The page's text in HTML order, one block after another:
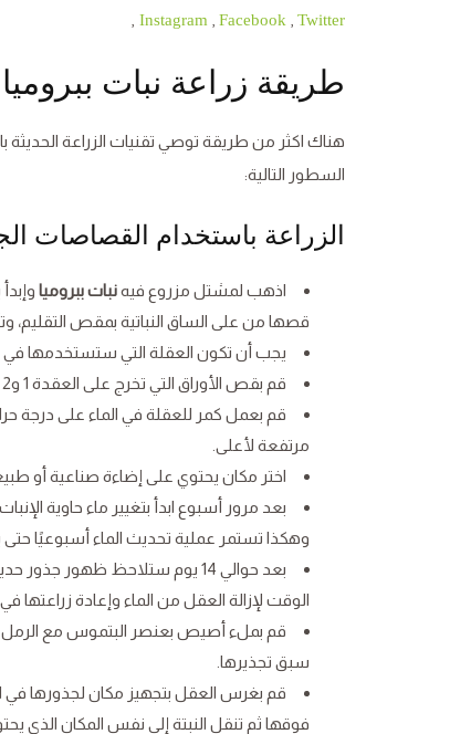
Instagram Facebook Twitter
طريقة زراعة نبات ببروميا
هناك اكثر من طريقة توصي تقنيات الزراعة الحديثة
السطور التالية:
الزراعة باستخدام القصاصات
اذهب لمشتل مزروع فيهنبات ببروميا
قصها من على الساق النباتية بمقص
يجب أن تكون العقلة التي ستستخدمها في الزراعة
قم بقص الأوراق التي تخرج على العقدة 1 و2 حتى تصبح قاعدة العقلة خالية من الأوراق.
مرتفعة لأعلى.
اختر مكان يحتوي على إضاءة صناعية أو
بعد مرور أسبوع ابدأ بتغيير ماء حاوية
وهكذا تستمر عملية تحديث الماء أسبوعيًا حتى
الوقت لإزالة العقل من الماء وإعادة زراعتها
قم بملء أصيص بعنصر البتموس مع الرمل
سبق تجذيرها.
قم بغرس العقل بتجهيز مكان لجذورها في
فوقها ثم تنقل النبتة إلى نفس المكان الذي